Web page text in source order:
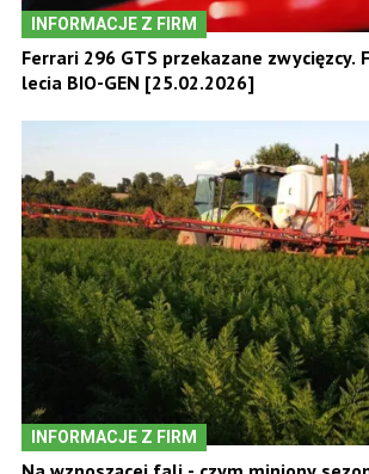
INFORMACJE Z FIRM
Ferrari 296 GTS przekazane zwycięzcy.
lecia BIO-GEN [25.02.2026]
INFORMACJE Z FIRM